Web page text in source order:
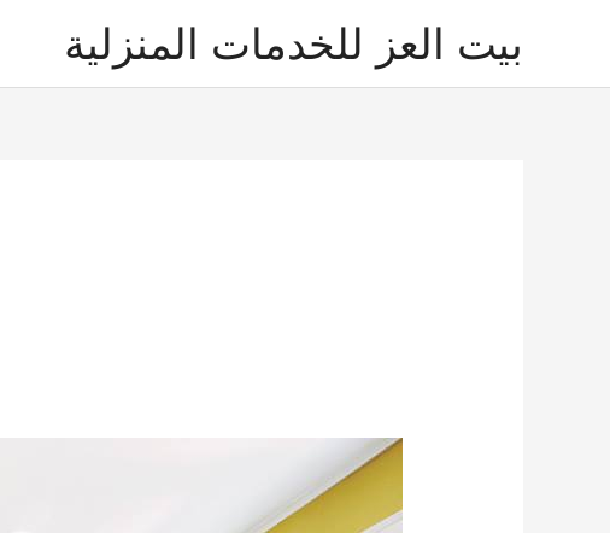
بيت العز للخدمات المنزلية